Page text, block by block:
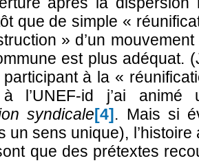
que de simple «
» d’un
est plus adéquat.
à la «
à l’UNEF-id j’ai
syndicale[4]. Mais si
un sens unique),
que des prétextes